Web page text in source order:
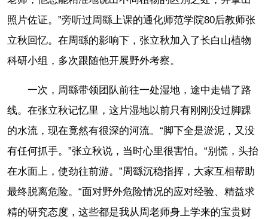
照片佐证。”旁听过周繇上课的通化师范学院80后教师张
立秋回忆。在周繇的影响下，张立秋加入了长白山植物
科研小组，多次跟随他开展野外考察。
一次，周繇带领团队前往一处湿地，途中走错了路
线。在张立秋记忆里，这片湿地以前只有刚刚没过脚踝
的水流，现在竟然有很深的河流。“脚下全是淤泥，又没
有任何抓手。”张立秋说，当时心里很害怕。“别慌，头抬
在水面上，使劲往前游。”周繇沉稳指挥，大家互相帮助
最终脱离危险。“面对野外危险情况的应对经验、精益求
精的研究态度，这些都是我从周老师身上学来的宝贵财